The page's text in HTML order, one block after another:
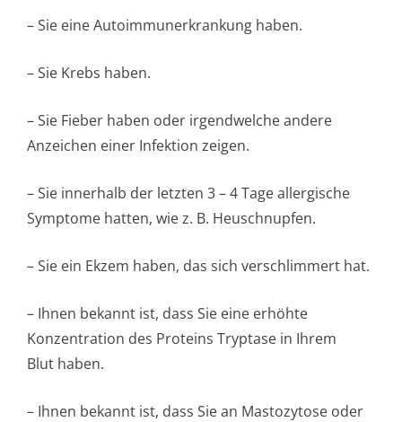
– Sie eine Autoimmunerkrankung haben.
– Sie Krebs haben.
– Sie Fieber haben oder irgendwelche andere
Anzeichen einer Infektion zeigen.
– Sie innerhalb der letzten 3 – 4 Tage allergische
Symptome hatten, wie z. B. Heuschnupfen.
– Sie ein Ekzem haben, das sich verschlimmert hat.
– Ihnen bekannt ist, dass Sie eine erhöhte
Konzentration des Proteins Tryptase in Ihrem
Blut haben.
– Ihnen bekannt ist, dass Sie an Mastozytose oder